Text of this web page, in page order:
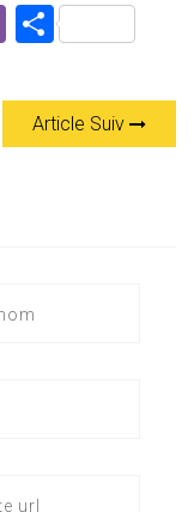
Vi
er
P
ta
g
Article Suiv